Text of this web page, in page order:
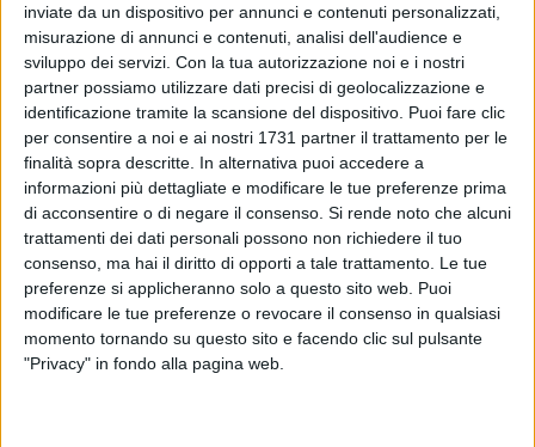
inviate da un dispositivo per annunci e contenuti personalizzati,
misurazione di annunci e contenuti, analisi dell'audience e
sviluppo dei servizi. Con la tua autorizzazione noi e i nostri
partner possiamo utilizzare dati precisi di geolocalizzazione e
identificazione tramite la scansione del dispositivo. Puoi fare clic
per consentire a noi e ai nostri 1731 partner il trattamento per le
finalità sopra descritte. In alternativa puoi accedere a
informazioni più dettagliate e modificare le tue preferenze prima
di acconsentire o di negare il consenso. Si rende noto che alcuni
trattamenti dei dati personali possono non richiedere il tuo
consenso, ma hai il diritto di opporti a tale trattamento. Le tue
preferenze si applicheranno solo a questo sito web. Puoi
modificare le tue preferenze o revocare il consenso in qualsiasi
momento tornando su questo sito e facendo clic sul pulsante
"Privacy" in fondo alla pagina web.
TRANI - 6 APRILE 2024
La Juve Trani richiama i tifosi: al Pala Assi c'è
la doppia sfida
TRANI - 24 MARZO 2024
Fortitudo, iniziano i playoff: Caressa:
“L’obiettivo è vincerli, giochiamo sempre per la
vittoria”
TRANI - 22 MARZO 2024
8° Trofeo Primavera, Fedele Cafagna trionfa
con Ori e un Argento
TRANI - 20 MARZO 2024